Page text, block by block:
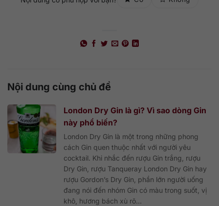
Nội dung cùng chủ đề
London Dry Gin là gì? Vì sao dòng Gin
này phổ biến?
London Dry Gin là một trong những phong
cách Gin quen thuộc nhất với người yêu
cocktail. Khi nhắc đến rượu Gin trắng, rượu
Dry Gin, rượu Tanqueray London Dry Gin hay
rượu Gordon’s Dry Gin, phần lớn người uống
đang nói đến nhóm Gin có màu trong suốt, vị
khô, hương bách xù rõ...